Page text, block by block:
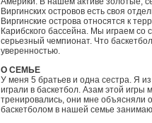
Виргинских островов есть своя
Виргинские острова относятся к
Карибского бассейна. Мы играем
серьезный чемпионат. Что
уверенностью.
О СЕМЬЕ
У меня 5 братьев и одна сестра. Я
играли в баскетбол. Азам этой
тренировались, они мне объясняли
баскетболом в нашей семье